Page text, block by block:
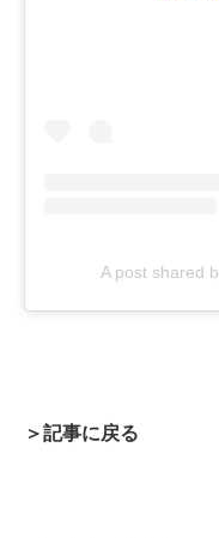
A post shared
＞記事に戻る